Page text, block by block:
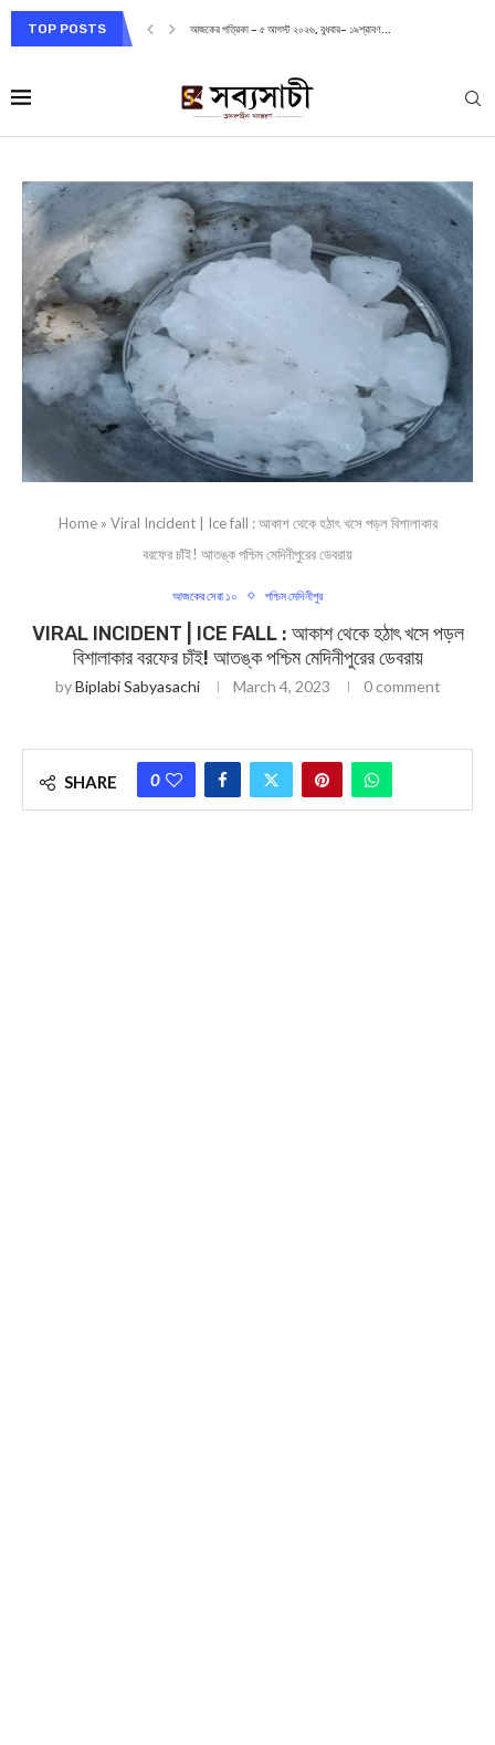
TOP POSTS আজকের পত্রিকা – ৫ আগস্ট ২০২৬, বুধবার– ১৯শ্রাবণ...
Home» Viral Incident | Ice fall : আকাশ থেকে হঠাৎ খসে পড়ল বিশালাকার
বরফের চাঁই! আতঙ্ক পশ্চিম মেদিনীপুরের ডেবরায়
আজকের সেরা ১০ পশ্চিম মেদিনীপুর
VIRAL INCIDENT | ICE FALL : আকাশ থেকে হঠাৎ খসে পড়ল
বিশালাকার বরফের চাঁই! আতঙ্ক পশ্চিম মেদিনীপুরের ডেবরায়
byBiplabi Sabyasachi March 4, 2023 0 comment
SHARE 0